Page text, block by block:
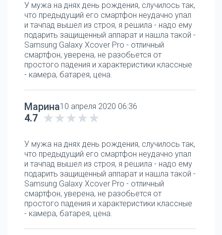
У мужа на днях день рождения, случилось так,
что предыдущий его смартфон неудачно упал
и тачпад вышел из строя, я решила - надо ему
подарить защищенный аппарат и нашла такой -
Samsung Galaxy Xcover Pro - отличный
смартфон, уверена, не разобьется от
простого падения и характеристики классные
- камера, батарея, цена.
Марина10 апреля 2020 06:36
4.7
У мужа на днях день рождения, случилось так,
что предыдущий его смартфон неудачно упал
и тачпад вышел из строя, я решила - надо ему
подарить защищенный аппарат и нашла такой -
Samsung Galaxy Xcover Pro - отличный
смартфон, уверена, не разобьется от
простого падения и характеристики классные
- камера, батарея, цена.